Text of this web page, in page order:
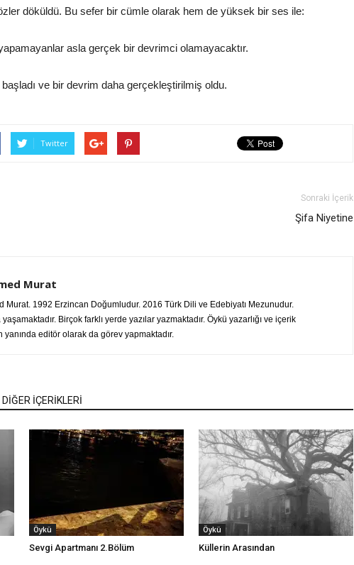
döküldü. Bu sefer bir cümle olarak hem de yüksek bir ses ile:
asla gerçek bir devrimci olamayacaktır.
ve bir devrim daha gerçekleştirilmiş oldu.
Twitter
Sonraki İçerik
Şifa Niyetine
Murat
Murat. 1992 Erzincan Doğumludur. 2016 Türk Dili ve Edebiyatı Mezunudur.
yaşamaktadır. Birçok farklı yerde yazılar yazmaktadır. Öykü yazarlığı ve içerik
yanında editör olarak da görev yapmaktadır.
İÇERİKLERİ
Öykü
Sevgi Apartmanı 2.Bölüm
Öykü
Küllerin Arasından